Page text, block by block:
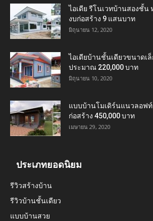
ไอเดีย รีโนเวทบ้านสองชั้น
งบก่อสร้าง 9 แสนบาท
มิถุนายน 12, 2020
ไอเดียบ้านชั้นเดียวขนาดเ
ประมาณ 220,000 บาท
มิถุนายน 10, 2020
แบบบ้านโมเดิร์นแนวลอฟ
ก่อสร้าง 450,000 บาท
เมษายน 29, 2020
ประเภทยอดนิยม
รีวิวสร้างบ้าน
รีวิวบ้านชั้นเดียว
แบบบ้านสวย